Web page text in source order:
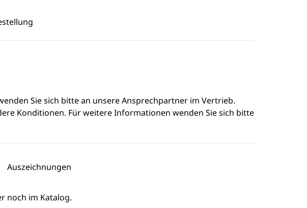
Sie sich bitte an unsere Ansprechpartner im Vertrieb.
Konditionen. Für weitere Informationen wenden Sie sich bitte
Auszeichnungen
noch im Katalog.